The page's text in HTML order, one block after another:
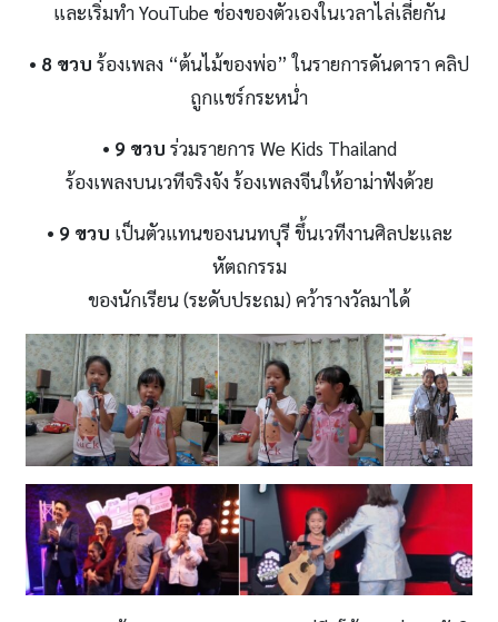
และเริ่มทำ YouTube ช่องของตัวเองในเวลาไล่เลี่ยกัน
• 8 ขวบ ร้องเพลง “ต้นไม้ของพ่อ” ในรายการดันดารา คลิป
ถูกแชร์กระหน่ำ
• 9 ขวบ ร่วมรายการ We Kids Thailand
ร้องเพลงบนเวทีจริงจัง ร้องเพลงจีนให้อาม่าฟังด้วย
• 9 ขวบ เป็นตัวแทนของนนทบุรี ขึ้นเวทีงานศิลปะและ
หัตถกรรม
ของนักเรียน (ระดับประถม) คว้ารางวัลมาได้